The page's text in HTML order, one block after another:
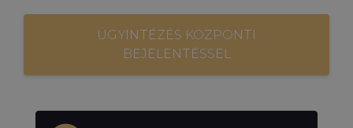
ÜGYINTÉZÉS KÖZPONTI
BEJELENTÉSSEL